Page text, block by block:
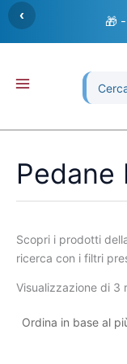
Vai
contenuto
‹ 🎁
Ricerca
per:
Pedane
Scopri i prodotti
ricerca con i filtri
Visualizzazione di 3